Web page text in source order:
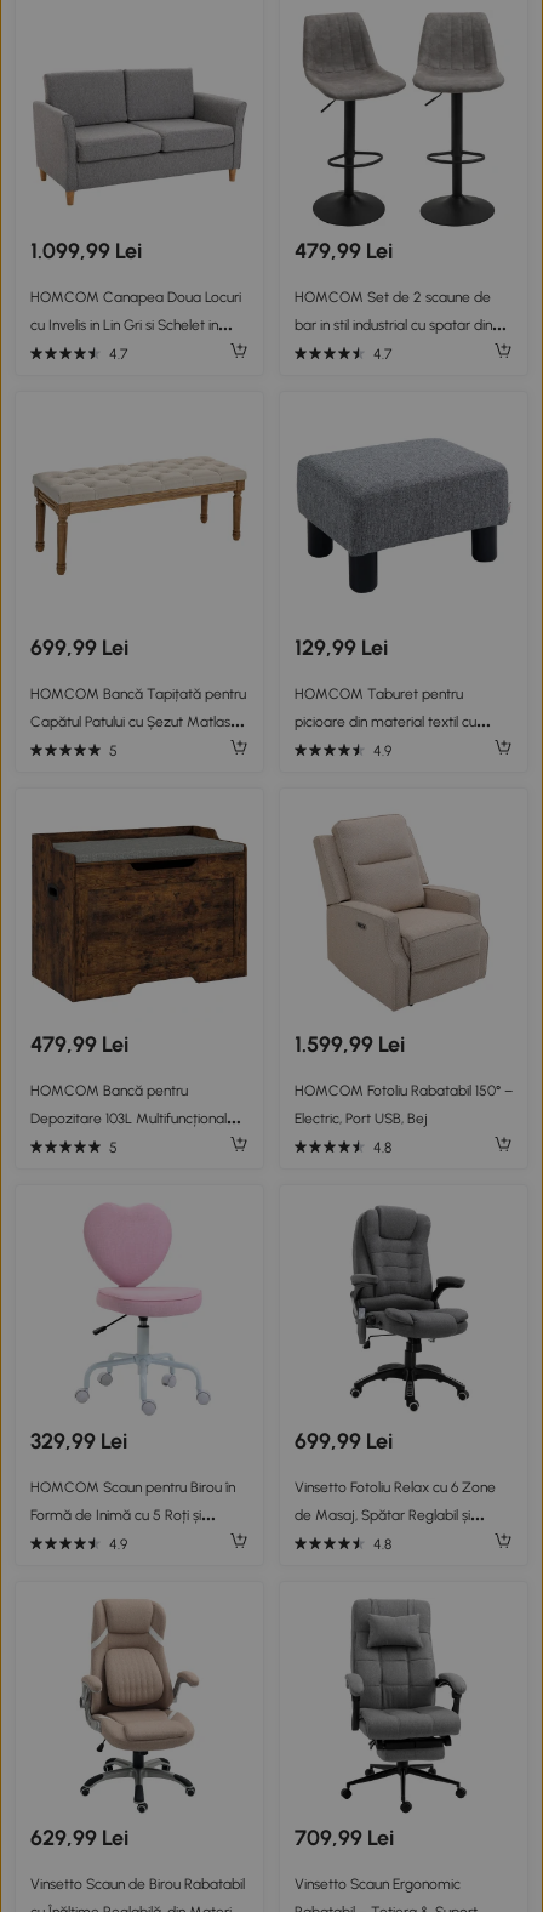
1.099,99 Lei
HOMCOM Canapea Doua Locuri
cu Invelis in Lin Gri si Schelet in
Lemn 141x70x78cm
4.7
479,99 Lei
HOMCOM Set de 2 scaune de
bar in stil industrial cu spatar din
microfibra, suport pentru picioare
4.7
699,99 Lei
HOMCOM Bancă Tapițată pentru
Capătul Patului cu Șezut Matlasat
cu Nasturi, din Material Textil și
5
129,99 Lei
HOMCOM Taburet pentru
picioare din material textil cu
efect de in, capitonat, 40x30x24
4.9
479,99 Lei
HOMCOM Bancă pentru
Depozitare 103L Multifuncțională
culoare Lemn cu Pernă din
5
1.599,99 Lei
HOMCOM Fotoliu Rabatabil 150° –
Electric, Port USB, Bej
4.8
329,99 Lei
HOMCOM Scaun pentru Birou în
Formă de Inimă cu 5 Roți și
Înălțime Reglabilă din Material
4.9
699,99 Lei
Vinsetto Fotoliu Relax cu 6 Zone
de Masaj, Spătar Reglabil și
Design Ergonomic, Gri
4.8
629,99 Lei
Vinsetto Scaun de Birou Rabatabil
709,99 Lei
Vinsetto Scaun Ergonomic